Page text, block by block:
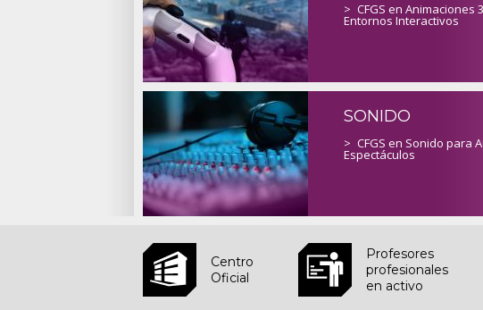
> CFGS en Animaciones
Entornos Interactivos
SONIDO
> CFGS en Sonido para
Espectáculos
Centro
Oficial
Profesores
profesionales
en activo